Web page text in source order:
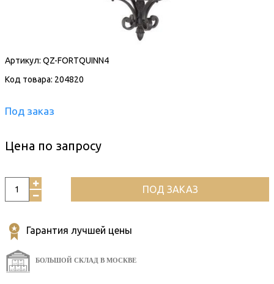
Артикул: QZ-FORTQUINN4
Код товара: 204820
Под заказ
Цена по запросу
ПОД ЗАКАЗ
Гарантия лучшей цены
БОЛЬШОЙ СКЛАД В МОСКВЕ